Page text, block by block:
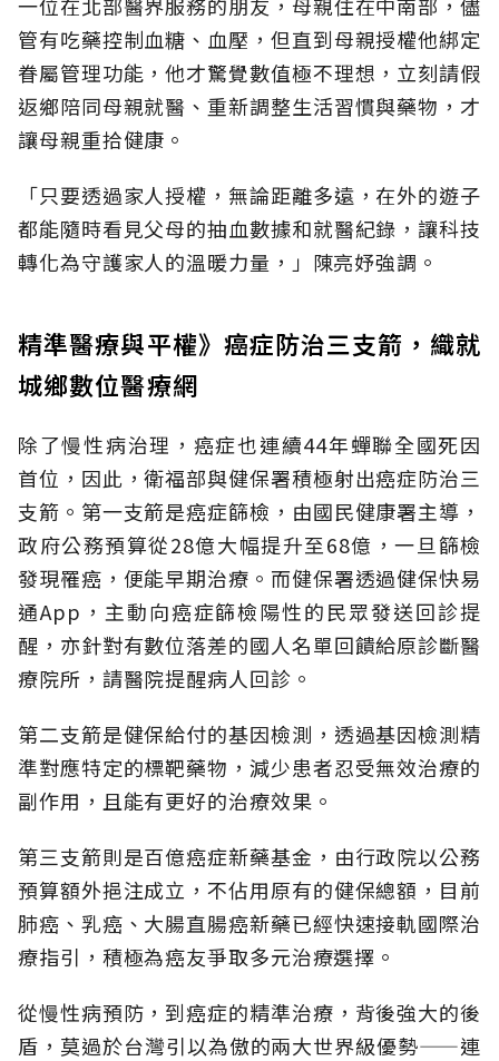
管有吃藥控制血糖、血壓，但直到母親授權他綁定
眷屬管理功能，他才驚覺數值極不理想，立刻請假
返鄉陪同母親就醫、重新調整生活習慣與藥物，才
讓母親重拾健康。
「只要透過家人授權，無論距離多遠，在外的遊子
都能隨時看見父母的抽血數據和就醫紀錄，讓科技
轉化為守護家人的溫暖力量，」陳亮妤強調。
精準醫療與平權》癌症防治三支箭，織就
城鄉數位醫療網
除了慢性病治理，癌症也連續44年蟬聯全國死因
首位，因此，衛福部與健保署積極射出癌症防治三
支箭。第一支箭是癌症篩檢，由國民健康署主導，
政府公務預算從28億大幅提升至68億，一旦篩檢
發現罹癌，便能早期治療。而健保署透過健保快易
通App，主動向癌症篩檢陽性的民眾發送回診提
醒，亦針對有數位落差的國人名單回饋給原診斷醫
療院所，請醫院提醒病人回診。
第二支箭是健保給付的基因檢測，透過基因檢測精
準對應特定的標靶藥物，減少患者忍受無效治療的
副作用，且能有更好的治療效果。
第三支箭則是百億癌症新藥基金，由行政院以公務
預算額外挹注成立，不佔用原有的健保總額，目前
肺癌、乳癌、大腸直腸癌新藥已經快速接軌國際治
療指引，積極為癌友爭取多元治療選擇。
從慢性病預防，到癌症的精準治療，背後強大的後
盾，莫過於台灣引以為傲的兩大世界級優勢——連